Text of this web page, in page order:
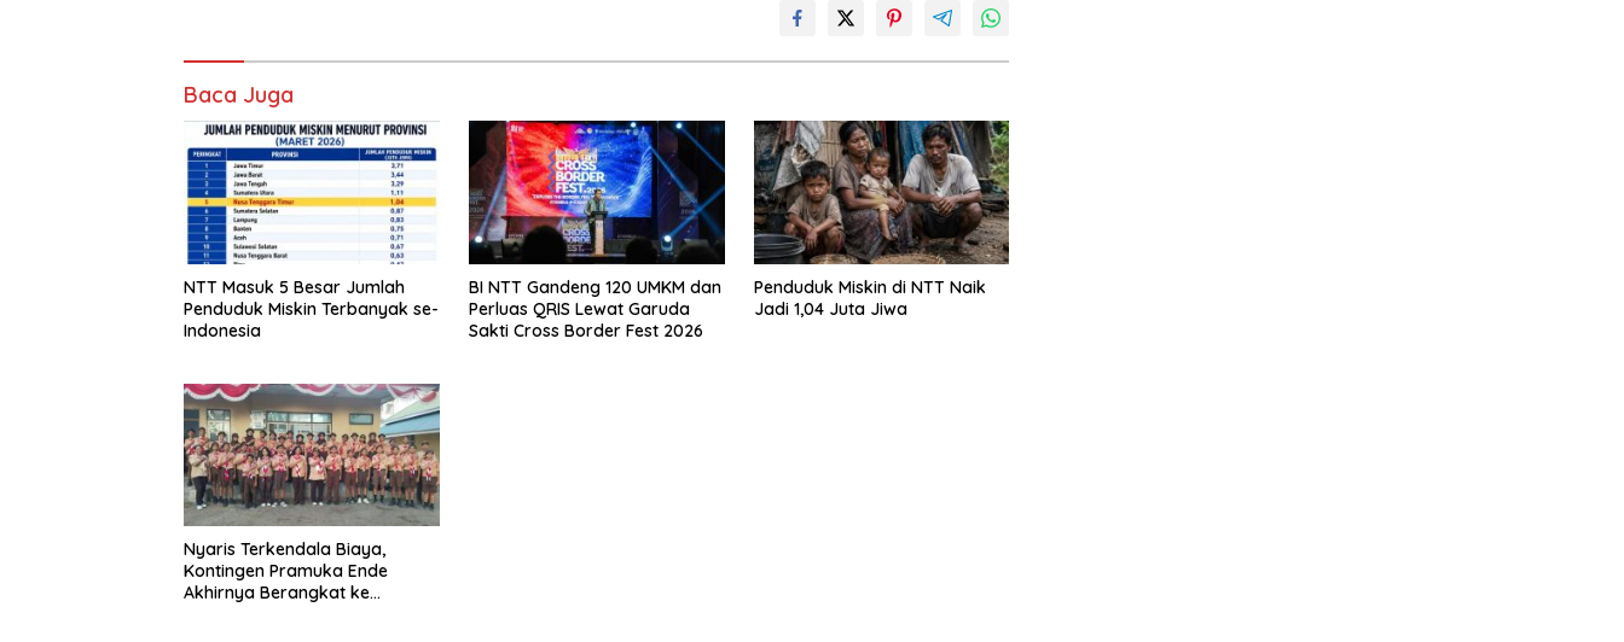
Baca Juga
NTT Masuk 5 Besar Jumlah
Penduduk Miskin Terbanyak se-
Indonesia
BI NTT Gandeng 120 UMKM dan
Perluas QRIS Lewat Garuda
Sakti Cross Border Fest 2026
Penduduk Miskin di NTT Naik
Jadi 1,04 Juta Jiwa
Nyaris Terkendala Biaya,
Kontingen Pramuka Ende
Akhirnya Berangkat ke